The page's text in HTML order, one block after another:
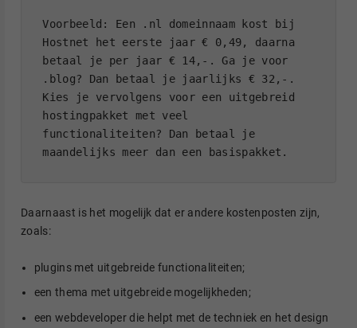
Voorbeeld: Een .nl domeinnaam kost bij
Hostnet het eerste jaar € 0,49, daarna
betaal je per jaar € 14,-. Ga je voor
.blog? Dan betaal je jaarlijks € 32,-.
Kies je vervolgens voor een uitgebreid
hostingpakket met veel
functionaliteiten? Dan betaal je
maandelijks meer dan een basispakket.
Daarnaast is het mogelijk dat er andere kostenposten zijn,
zoals:
plugins met uitgebreide functionaliteiten;
een thema met uitgebreide mogelijkheden;
een webdeveloper die helpt met de techniek en het design